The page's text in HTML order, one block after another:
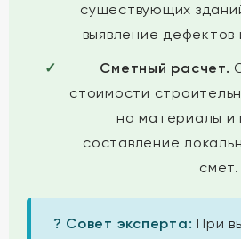
существующих
выявление
Сметный расчет.
стоимости
на материалы и
составление
смет.
? Совет эксперта: При